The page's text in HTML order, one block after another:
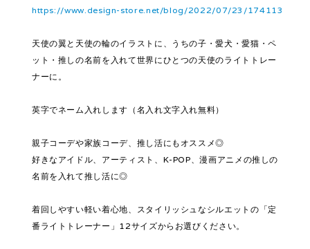
https://www.design-store.net/blog/2022/07/23/174113
天使の翼と天使の輪のイラストに、うちの子・愛犬・愛猫・ペ
ット・推しの名前を入れて世界にひとつの天使のライトトレー
ナーに。
英字でネーム入れします（名入れ文字入れ無料）
親子コーデや家族コーデ、推し活にもオススメ◎
好きなアイドル、アーティスト、K-POP、漫画アニメの推しの
名前を入れて推し活に◎
着回しやすい軽い着心地、スタイリッシュなシルエットの「定
番ライトトレーナー」12サイズからお選びください。